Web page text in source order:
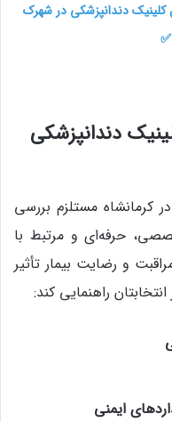
بهترین کلینیک دندانپزشکی در شهرک
دندانپزشکی
کرمانشاه مستلزم بررسی
حرفه‌ای و مرتبط با
و رضایت بیمار تأثیر
راهنمایی کند:
ایمنی